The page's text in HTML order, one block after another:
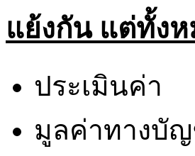
แย้งกัน แต่ทั้ง
ประเมินค่า
มูลค่าทางบั